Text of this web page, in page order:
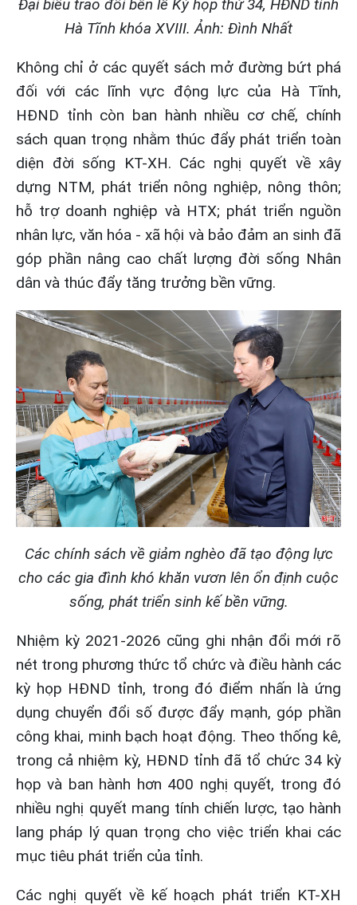
Đại biểu trao đổi bên lề Kỳ họp thứ 34, HĐND tỉnh
Hà Tĩnh khóa XVIII. Ảnh: Đình Nhất
Không chỉ ở các quyết sách mở đường bứt phá
đối với các lĩnh vực động lực của Hà Tĩnh,
HĐND tỉnh còn ban hành nhiều cơ chế, chính
sách quan trọng nhằm thúc đẩy phát triển toàn
diện đời sống KT-XH. Các nghị quyết về xây
dựng NTM, phát triển nông nghiệp, nông thôn;
hỗ trợ doanh nghiệp và HTX; phát triển nguồn
nhân lực, văn hóa - xã hội và bảo đảm an sinh đã
góp phần nâng cao chất lượng đời sống Nhân
dân và thúc đẩy tăng trưởng bền vững.
Các chính sách về giảm nghèo đã tạo động lực
cho các gia đình khó khăn vươn lên ổn định cuộc
sống, phát triển sinh kế bền vững.
Nhiệm kỳ 2021-2026 cũng ghi nhận đổi mới rõ
nét trong phương thức tổ chức và điều hành các
kỳ họp HĐND tỉnh, trong đó điểm nhấn là ứng
dụng chuyển đổi số được đẩy mạnh, góp phần
công khai, minh bạch hoạt động. Theo thống kê,
trong cả nhiệm kỳ, HĐND tỉnh đã tổ chức 34 kỳ
họp và ban hành hơn 400 nghị quyết, trong đó
nhiều nghị quyết mang tính chiến lược, tạo hành
lang pháp lý quan trọng cho việc triển khai các
mục tiêu phát triển của tỉnh.
Các nghị quyết về kế hoạch phát triển KT-XH